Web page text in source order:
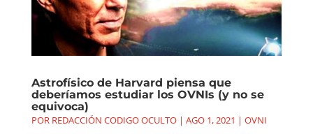
Astrofísico de Harvard piensa que
deberíamos estudiar los OVNIs (y no se
equivoca)
POR REDACCIÓN CODIGO OCULTO| AGO 1, 2021 | OVNI